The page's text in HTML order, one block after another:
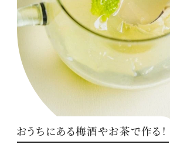
おうちにある梅酒やお茶で作る！